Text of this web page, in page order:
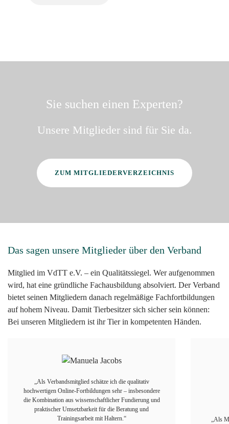
Sie suchen einen Experten?
Unsere Mitglieder sind für Sie da.
ZUM MITGLIEDERVERZEICHNIS
Das sagen unsere Mitglieder über den Verband
Mitglied im VdTT e.V. – ein Qualitätssiegel. Wer aufgenommen
wird, hat eine gründliche Fachausbildung absolviert. Der Verband
bietet seinen Mitgliedern danach regelmäßige Fachfortbildungen
auf hohem Niveau. Damit Tierbesitzer sich sicher sein können:
Bei unseren Mitgliedern ist ihr Tier in kompetenten Händen.
„Als Mitglied im Verband schätze ich die vielfältigen